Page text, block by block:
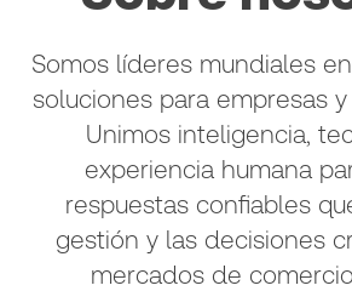
Somos líderes mundiales
soluciones para empresas
Unimos inteligencia,
experiencia humana
respuestas confiables
gestión y las decisiones
mercados de